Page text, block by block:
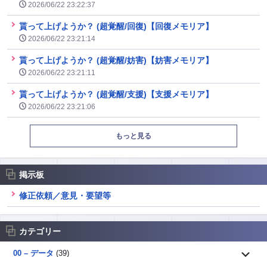
2026/06/22 23:22:37
貰って上げようか？ (超覚醒/回復)【回復メモリア】
2026/06/22 23:21:14
貰って上げようか？ (超覚醒/妨害)【妨害メモリア】
2026/06/22 23:21:11
貰って上げようか？ (超覚醒/支援)【支援メモリア】
2026/06/22 23:21:06
もっと見る
掲示板
修正依頼／意見・要望等
カテゴリー
00 – データ (39)